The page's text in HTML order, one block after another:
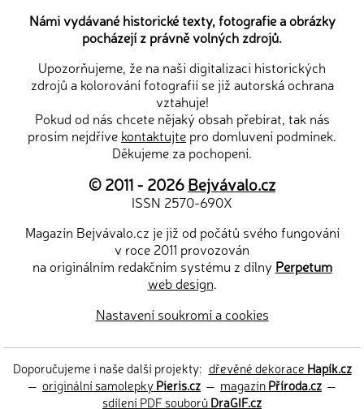
Námi vydávané historické texty, fotografie a obrázky
pocházejí z právně volných zdrojů.
Upozorňujeme, že na naši digitalizaci historických
zdrojů a kolorování fotografií se již autorská ochrana
vztahuje!
Pokud od nás chcete nějaký obsah přebírat, tak nás
prosím nejdříve kontaktujte pro domluvení podmínek.
Děkujeme za pochopení.
© 2011 - 2026Bejvávalo.cz
ISSN 2570-690X
Magazín Bejvávalo.cz je již od počátů svého fungování
v roce 2011 provozován
na originálním redakčním systému z dílny Perpetum
web design.
Nastavení soukromí a cookies
Doporučujeme i naše další projekty: dřevěné dekorace Hapík.cz
— originální samolepkyPieris.cz — magazínPříroda.cz —
sdílení PDF souborůDraGIF.cz